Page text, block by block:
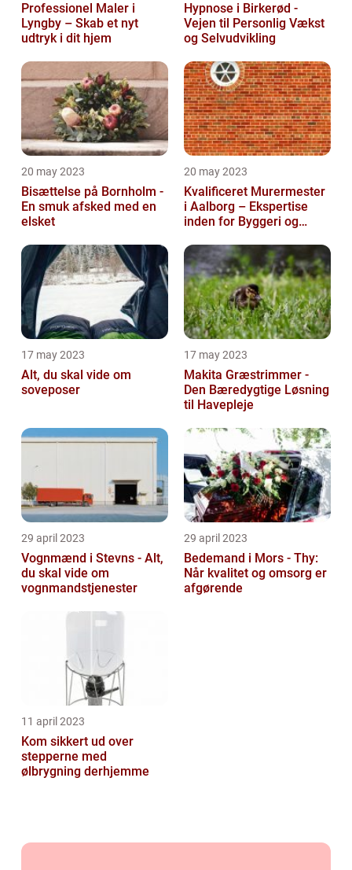
Professionel Maler i
Lyngby – Skab et nyt
udtryk i dit hjem
Hypnose i Birkerød -
Vejen til Personlig Vækst
og Selvudvikling
20 may 2023
Bisættelse på Bornholm -
En smuk afsked med en
elsket
20 may 2023
Kvalificeret Murermester
i Aalborg – Ekspertise
inden for Byggeri og
17 may 2023
Alt, du skal vide om
soveposer
17 may 2023
Makita Græstrimmer -
Den Bæredygtige Løsning
til Havepleje
29 april 2023
Vognmænd i Stevns - Alt,
du skal vide om
vognmandstjenester
29 april 2023
Bedemand i Mors - Thy:
Når kvalitet og omsorg er
afgørende
11 april 2023
Kom sikkert ud over
stepperne med
ølbrygning derhjemme